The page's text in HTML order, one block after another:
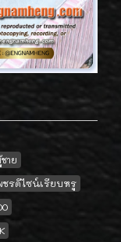
าย
ชรดีไซน์เรียบหรู